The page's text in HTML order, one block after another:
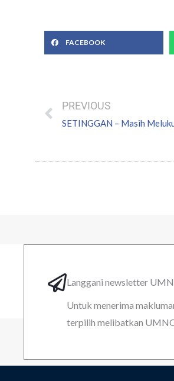
FACEBOOK
PREVIOUS
SETINGGAN – Masih
Langgani newsletter
Untuk menerima
terpilih melibatkan